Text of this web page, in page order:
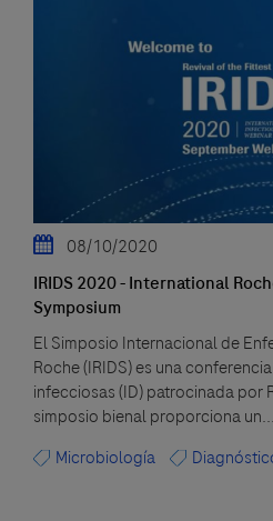
08/10/2020
IRIDS 2020 - International
Symposium
El Simposio Internacional de
Roche (IRIDS) es una
infecciosas (ID) patrocinada por
simposio bienal proporciona un...
Microbiología